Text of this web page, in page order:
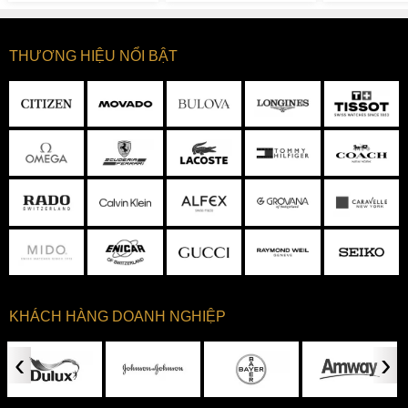
này thường được tìm thấy trong những chiếc
kim và cọc số của đồng hồ Citizen AT9031-52L được hoàn
thiện tỉ mỉ nổi bật và phủ dạ quang, vì thế mặt số đồng hồ
như được phát sáng trong bóng tối giúp người đeo dễ dàng
quan sát ngay cả trong điều kiện thiếu sáng.
THƯƠNG HIỆU NỔI BẬT
KHÁCH HÀNG DOANH NGHIỆP
‹ ›